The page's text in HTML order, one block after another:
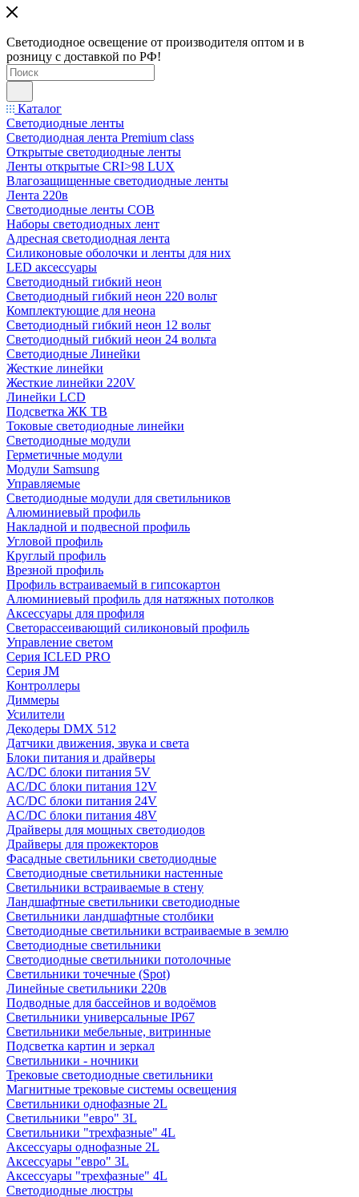
Светодиодное освещение от производителя оптом и в
розницу с доставкой по РФ!
Каталог
Светодиодные ленты
Светодиодная лента Premium class
Открытые светодиодные ленты
Ленты открытые CRI>98 LUX
Влагозащищенные светодиодные ленты
Лента 220в
Светодиодные ленты COB
Наборы светодиодных лент
Адресная светодиодная лента
Силиконовые оболочки и ленты для них
LED аксессуары
Светодиодный гибкий неон
Светодиодный гибкий неон 220 вольт
Комплектующие для неона
Светодиодный гибкий неон 12 вольт
Светодиодный гибкий неон 24 вольта
Светодиодные Линейки
Жесткие линейки
Жесткие линейки 220V
Линейки LCD
Подсветка ЖК ТВ
Токовые светодиодные линейки
Светодиодные модули
Герметичные модули
Модули Samsung
Управляемые
Светодиодные модули для светильников
Алюминиевый профиль
Накладной и подвесной профиль
Угловой профиль
Круглый профиль
Врезной профиль
Профиль встраиваемый в гипсокартон
Алюминиевый профиль для натяжных потолков
Аксессуары для профиля
Светорассеивающий силиконовый профиль
Управление светом
Серия ICLED PRO
Серия JM
Контроллеры
Диммеры
Усилители
Декодеры DMX 512
Датчики движения, звука и света
Блоки питания и драйверы
AC/DC блоки питания 5V
AC/DC блоки питания 12V
AC/DC блоки питания 24V
AC/DC блоки питания 48V
Драйверы для мощных светодиодов
Драйверы для прожекторов
Фасадные светильники светодиодные
Светодиодные светильники настенные
Светильники встраиваемые в стену
Ландшафтные светильники светодиодные
Светильники ландшафтные столбики
Светодиодные светильники встраиваемые в землю
Светодиодные светильники
Светодиодные светильники потолочные
Светильники точечные (Spot)
Линейные светильники 220в
Подводные для бассейнов и водоёмов
Светильники универсальные IP67
Светильники мебельные, витринные
Подсветка картин и зеркал
Светильники - ночники
Трековые светодиодные светильники
Магнитные трековые системы освещения
Светильники однофазные 2L
Светильники "евро" 3L
Светильники "трехфазные" 4L
Аксессуары однофазные 2L
Аксессуары "евро" 3L
Аксессуары "трехфазные" 4L
Светодиодные люстры